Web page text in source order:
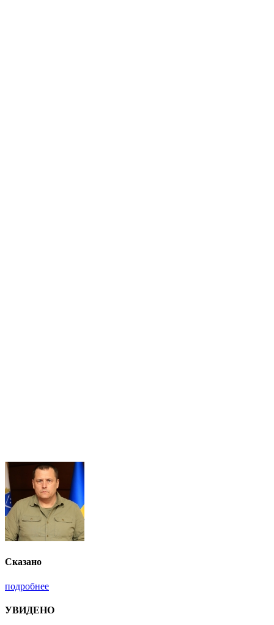
Сказано
подробнее
УВИДЕНО